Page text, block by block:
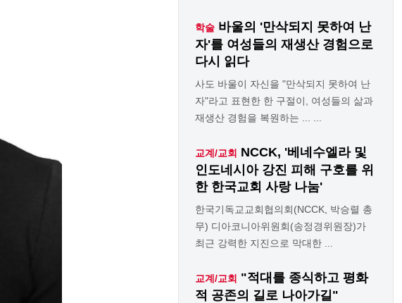
학술 바울의 '만삭되지 못하여 난
자'를 여성들의 재생산 경험으로
다시 읽다
사도 바울이 자신을 "만삭되지 못하여 난
자"라고 표현한 한 구절이, 여성들의 삶과
재생산 경험을 복원하는 ... ...
교계/교회 NCCK, '베네수엘라 및
인도네시아 강진 피해 구호를 위
한 한국교회 사랑 나눔'
한국기독교교회협의회(NCCK, 박승렬 총
무) 디아코니아위원회(송정경위원장)가
최근 강력한 지진으로 막대한 ...
교계/교회 "적대를 종식하고 평화
적 공존의 길로 나아가길"